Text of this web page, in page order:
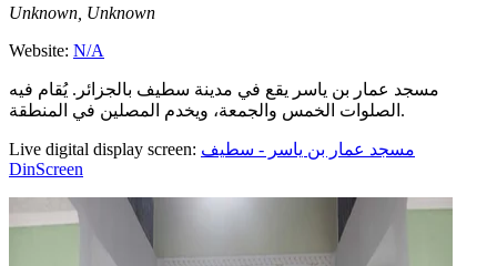
Unknown, Unknown
Website: N/A
مسجد عمار بن ياسر يقع في مدينة سطيف بالجزائر. يُقام فيه
الصلوات الخمس والجمعة، ويخدم المصلين في المنطقة.
Live digital display screen: مسجد عمار بن ياسر - سطيف
DinScreen